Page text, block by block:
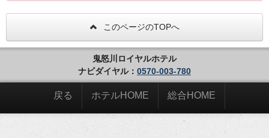
このページのTOPへ
鬼怒川ロイヤルホテル
ナビダイヤル： 0570-003-780
戻る ホテルHOME 総合HOME